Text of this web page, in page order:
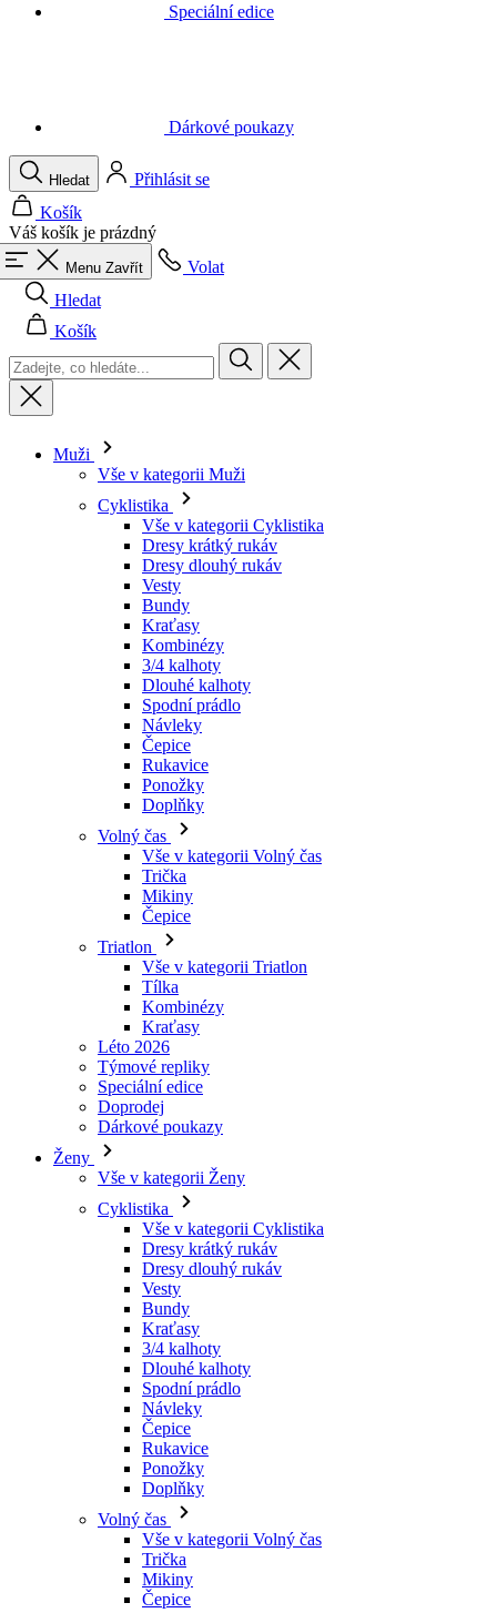
Váš košík je prázdný
Menu Zavřít
Volat
Hledat
Košík
Muži
Vše v kategorii Muži
Dresy dlouhý rukáv
Vesty
Bundy
Kraťasy
Kombinézy
3/4 kalhoty
Dlouhé kalhoty
Spodní prádlo
Návleky
Čepice
Rukavice
Ponožky
Doplňky
Volný čas
Vše v kategorii Volný čas
Trička
Mikiny
Čepice
Triatlon
Vše v kategorii Triatlon
Tílka
Kombinézy
Kraťasy
Léto 2026
Týmové repliky
Speciální edice
Doprodej
Dárkové poukazy
Ženy
Vše v kategorii Ženy
Cyklistika
Vše v kategorii Cyklistika
Dresy dlouhý rukáv
Vesty
Bundy
Kraťasy
3/4 kalhoty
Dlouhé kalhoty
Spodní prádlo
Návleky
Čepice
Rukavice
Ponožky
Doplňky
Volný čas
Vše v kategorii Volný čas
Trička
Mikiny
Čepice
Triatlon
Vše v kategorii Triatlon
Tílka
Kombinézy